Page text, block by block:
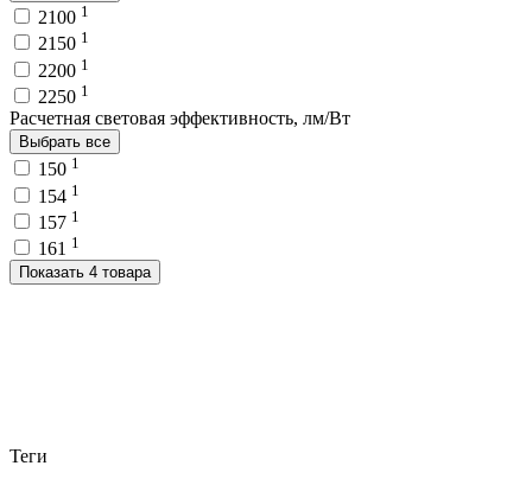
2100 1
2150 1
2200 1
2250 1
Расчетная световая эффективность, лм/Вт
Выбрать все
150 1
154 1
157 1
161 1
Показать 4 товара
Теги